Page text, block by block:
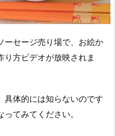
ーセージ売り場で、お絵か
り方ビデオが放映されま
具体的には知らないのです
てみてください。